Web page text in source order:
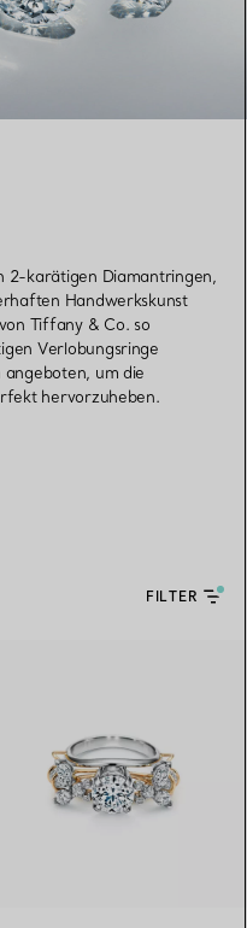
2-karätigen Diamantringen,
Handwerkskunst
Tiffany & Co. so
Verlobungsringe
um die
hervorzuheben.
FILTER